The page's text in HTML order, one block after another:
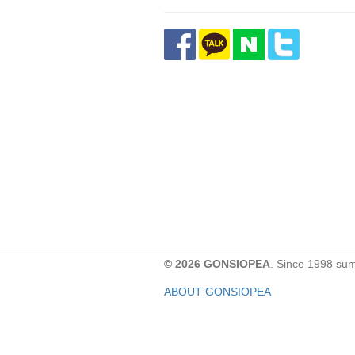
© 2026 GONSIOPEA . Since 1998
ABOUT GONSIOPEA